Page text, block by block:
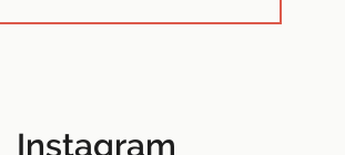
Instagram